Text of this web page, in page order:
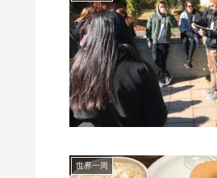
世界一周